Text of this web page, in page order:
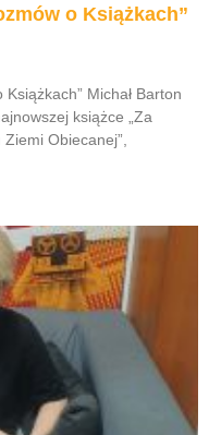
o Książkach”
Michał Barton
książce „Za
Obiecanej”,